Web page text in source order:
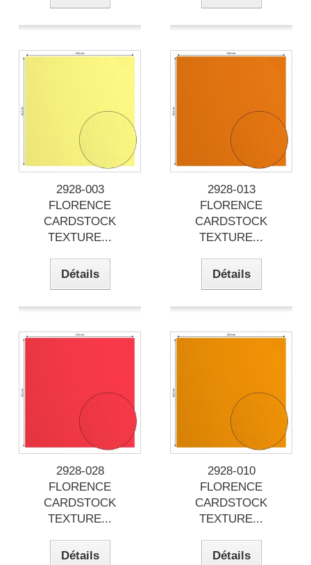
2928-003
FLORENCE
CARDSTOCK
TEXTURE...
Détails
2928-013
FLORENCE
CARDSTOCK
TEXTURE...
Détails
2928-028
FLORENCE
CARDSTOCK
TEXTURE...
Détails
2928-010
FLORENCE
CARDSTOCK
TEXTURE...
Détails